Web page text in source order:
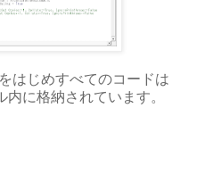
はじめすべてのコードは
に格納されています。